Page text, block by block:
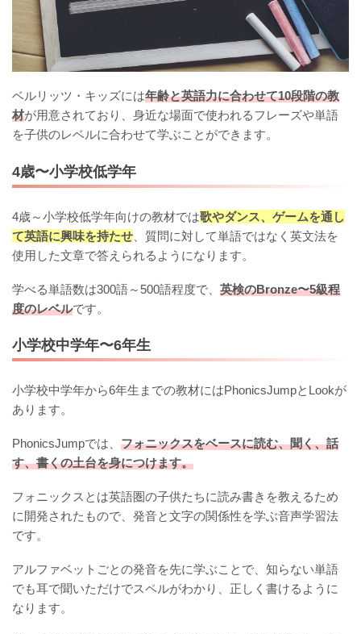
ベルリッツ・キッズには年齢と英語力に合わせて10段階の教
材が用意されており、身近な場面で使われるフレーズや単語
を子供のレベルに合わせて学ぶことができます。
4歳〜小学校低学年
4歳～小学校低学年向けの教材では歌やダンス、ゲームを通し
て英語に興味を持たせ 、質問に対して単語ではなく英文法を
使用した文章で答えられるようになります。
学べる単語数は300語～500語程度で、 英検のBronze〜5級程
度のレベルです。
小学校中学年〜6年生
小学校中学年から6年生までの教材にはPhonicsJumpとLookが
あります。
PhonicsJumpでは、 フォニックスをベースに読む、聞く、話
す、書くの土台を身につけます。
フォニックスとは英語圏の子供たちに読み書きを教えるため
に開発されたもので、発音と文字の関係性を学ぶ音声学習法
です。
アルファベットごとの発音を先に学ぶことで、知らない単語
でも耳で聞いただけでスペルがわかり、正しく書けるように
なります。